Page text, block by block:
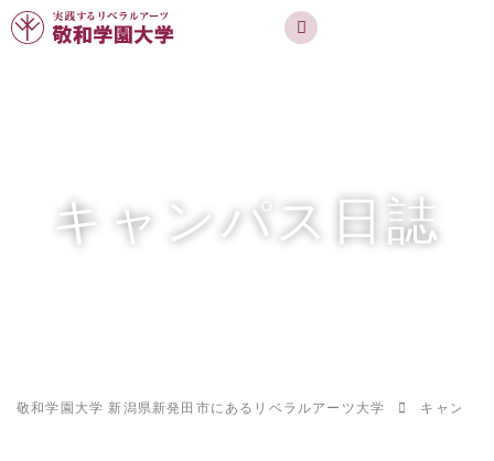
実践するリベラルアーツ 敬和学園大学
キャンパス日誌
敬和学園大学 新潟県新発田市にあるリベラルアーツ大学 キャンパ